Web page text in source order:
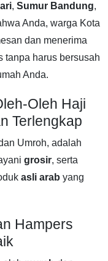
, Sumur Bandung,
Anda, warga Kota
dan menerima
tanpa harus bersusah
Anda.
Oleh Haji
Terlengkap
Umroh, adalah
grosir, serta
asli arab yang
Hampers